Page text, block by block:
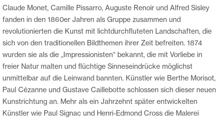
Claude Monet, Camille Pissarro, Auguste Renoir und Alfred Sisley
fanden in den 1860er Jahren als Gruppe zusammen und
revolutionierten die Kunst mit lichtdurchfluteten Landschaften, die
sich von den traditionellen Bildthemen ihrer Zeit befreiten. 1874
wurden sie als die „Impressionisten“ bekannt, die mit Vorliebe in
freier Natur malten und flüchtige Sinneseindrücke möglichst
unmittelbar auf die Leinwand bannten. Künstler wie Berthe Morisot,
Paul Cézanne und Gustave Caillebotte schlossen sich dieser neuen
Kunstrichtung an. Mehr als ein Jahrzehnt später entwickelten
Künstler wie Paul Signac und Henri-Edmond Cross die Malerei